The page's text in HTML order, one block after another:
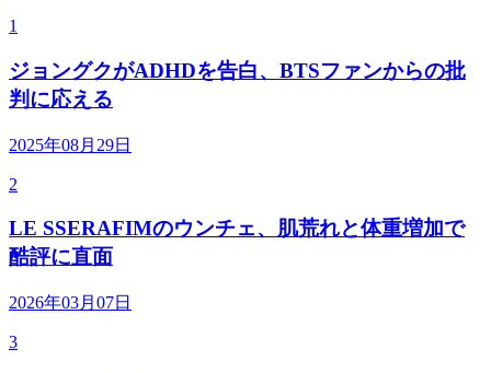
1
ジョングクがADHDを告白、BTSファンからの批
判に応える
2025年08月29日
2
LE SSERAFIMのウンチェ、肌荒れと体重増加で
酷評に直面
2026年03月07日
3